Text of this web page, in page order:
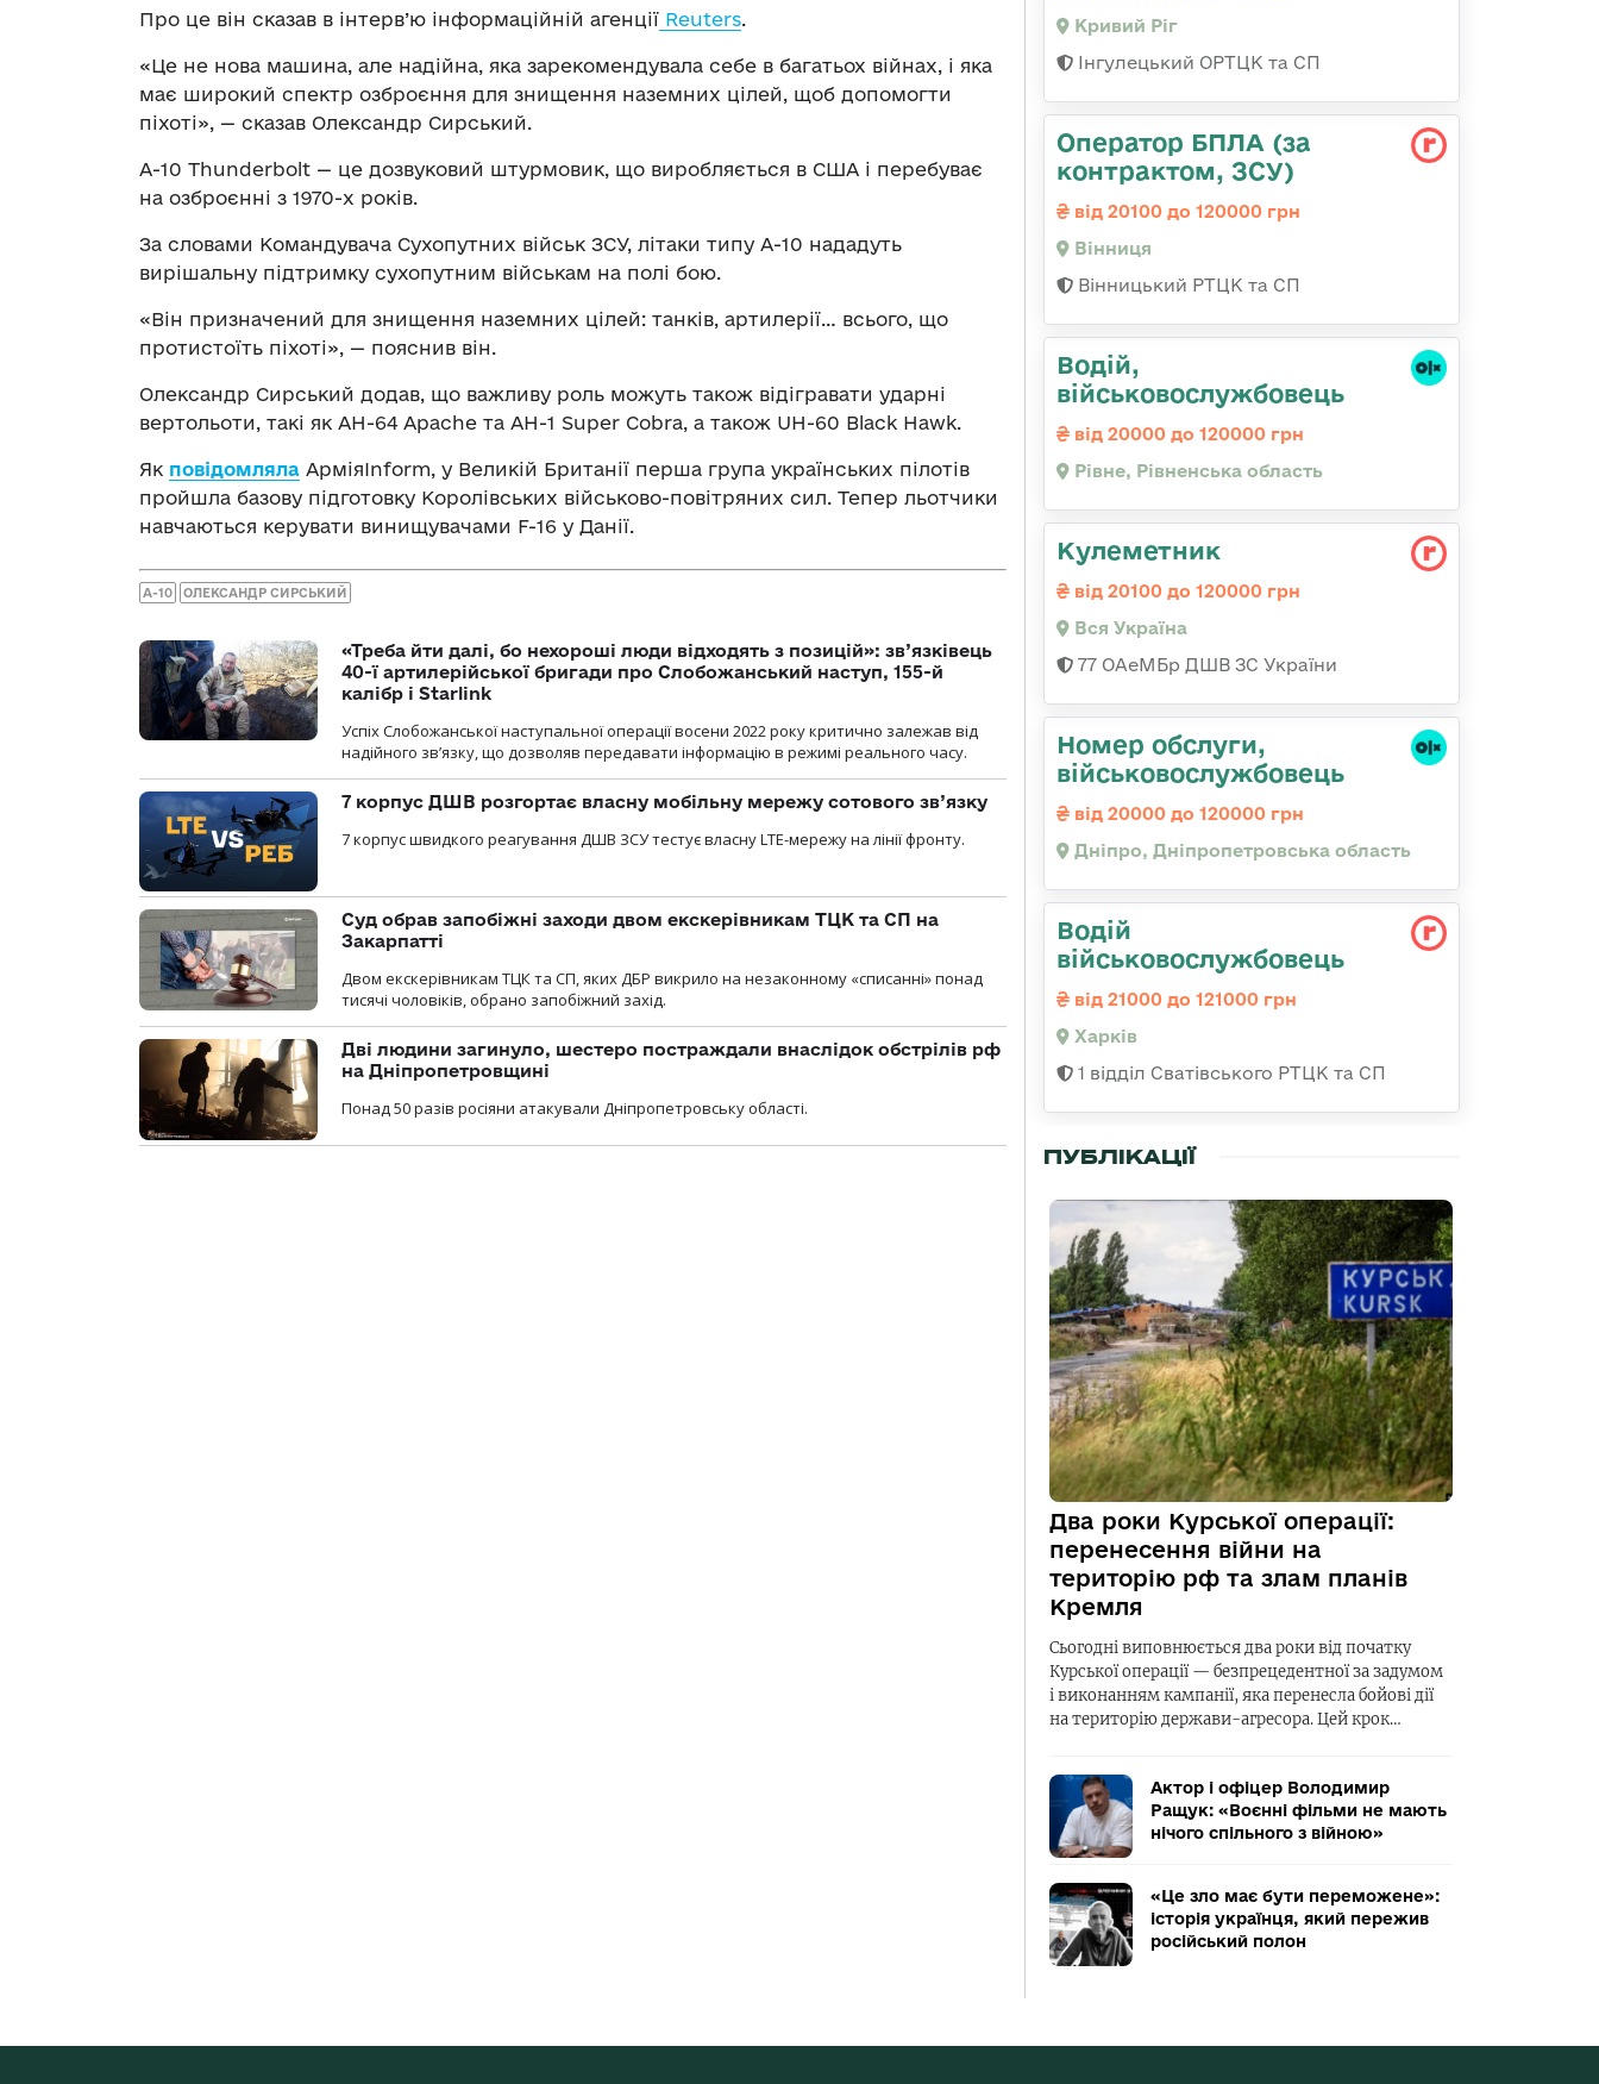
Про це він сказав в інтерв’ю інформаційній агенції Reuters.
«Це не нова машина, але надійна, яка зарекомендувала себе в багатьох війнах, і яка
має широкий спектр озброєння для знищення наземних цілей, щоб допомогти
піхоті», — сказав Олександр Сирський.
A-10 Thunderbolt — це дозвуковий штурмовик, що виробляється в США і перебуває
на озброєнні з 1970-х років.
За словами Командувача Сухопутних військ ЗСУ, літаки типу А-10 нададуть
вирішальну підтримку сухопутним військам на полі бою.
«Він призначений для знищення наземних цілей: танків, артилерії… всього, що
протистоїть піхоті», — пояснив він.
Олександр Сирський додав, що важливу роль можуть також відігравати ударні
вертольоти, такі як AH-64 Apache та AH-1 Super Cobra, а також UH-60 Black Hawk.
Як повідомляла АрміяInform, у Великій Британії перша група українських пілотів
пройшла базову підготовку Королівських військово-повітряних сил. Тепер льотчики
навчаються керувати винищувачами F-16 у Данії.
А-10 ОЛЕКСАНДР СИРСЬКИЙ
«Треба йти далі, бо нехороші люди відходять з позицій»: зв’язківець
40-ї артилерійської бригади про Слобожанський наступ, 155-й
калібр і Starlink
Успіх Слобожанської наступальної операції восени 2022 року критично залежав від
надійного зв’язку, що дозволяв передавати інформацію в режимі реального часу.
7 корпус ДШВ розгортає власну мобільну мережу сотового зв’язку
7 корпус швидкого реагування ДШВ ЗСУ тестує власну LTE-мережу на лінії фронту.
Суд обрав запобіжні заходи двом екскерівникам ТЦК та СП на
Закарпатті
Двом екскерівникам ТЦК та СП, яких ДБР викрило на незаконному «списанні» понад
тисячі чоловіків, обрано запобіжний захід.
Дві людини загинуло, шестеро постраждали внаслідок обстрілів рф
на Дніпропетровщині
Понад 50 разів росіяни атакували Дніпропетровську області.
Кривий Ріг
Інгулецький ОРТЦК та СП
Оператор БПЛА (за
контрактом, ЗСУ)
від 20100 до 120000 грн
Вінниця
Вінницький РТЦК та СП
Водій,
військовослужбовець
від 20000 до 120000 грн
Рівне, Рівненська область
Кулеметник
від 20100 до 120000 грн
Вся Україна
77 ОАеМБр ДШВ ЗС України
Номер обслуги,
військовослужбовець
від 20000 до 120000 грн
Дніпро, Дніпропетровська область
Водій
військовослужбовець
від 21000 до 121000 грн
Харків
1 відділ Сватівського РТЦК та СП
ПУБЛІКАЦІЇ
Два роки Курської операції:
перенесення війни на
територію рф та злам планів
Кремля
Сьогодні виповнюється два роки від початку
Курської операції — безпрецедентної за задумом
і виконанням кампанії, яка перенесла бойові дії
на територію держави-агресора. Цей крок…
Актор і офіцер Володимир
Ращук: «Воєнні фільми не мають
нічого спільного з війною»
«Це зло має бути переможене»:
історія українця, який пережив
російський полон